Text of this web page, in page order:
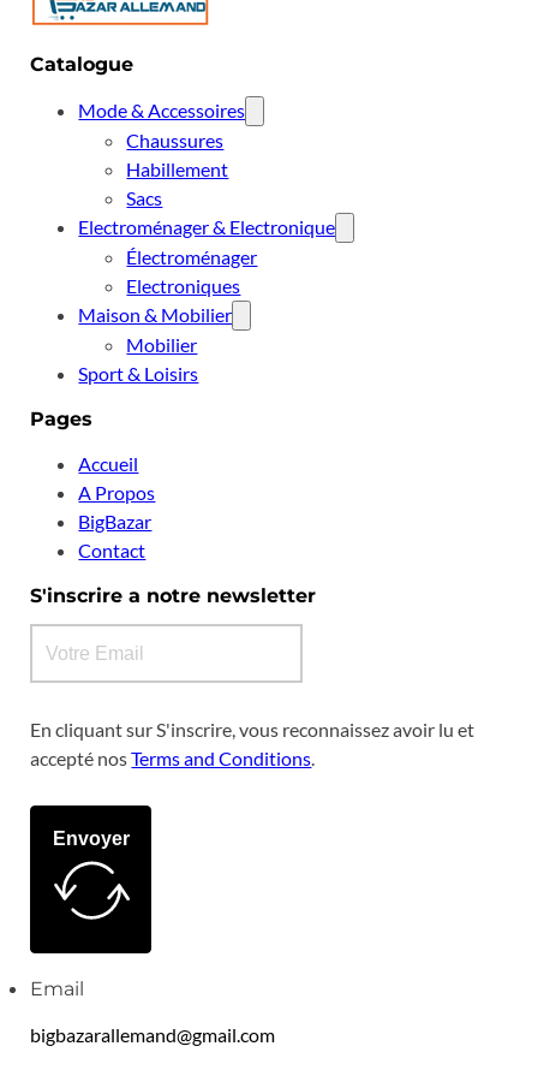
Catalogue
Mode & Accessoires
Chaussures
Habillement
Sacs
Electroménager & Electronique
Électroménager
Electroniques
Maison & Mobilier
Mobilier
Sport & Loisirs
Pages
Accueil
A Propos
BigBazar
Contact
S'inscrire a notre newsletter
En cliquant sur S'inscrire, vous reconnaissez avoir lu et
accepté nosTerms and Conditions.
Envoyer
Email
bigbazarallemand@gmail.com